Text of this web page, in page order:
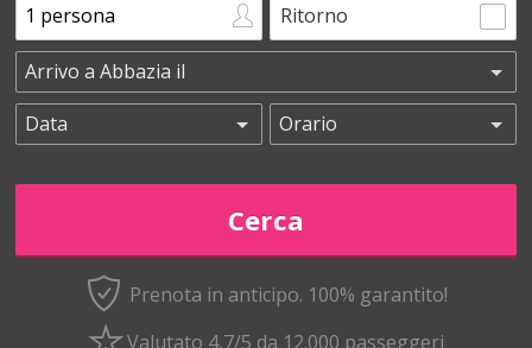
Ritorno
Prenota in anticipo. 100% garantito!
Valutato 4,7/5 da 12.000 passeggeri